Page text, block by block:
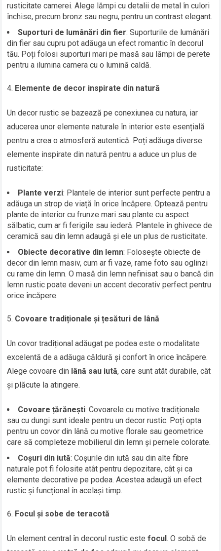
rusticitate camerei. Alege lămpi cu detalii de metal în culori
închise, precum bronz sau negru, pentru un contrast elegant.
Suporturi de lumânări din fier: Suporturile de lumânări
din fier sau cupru pot adăuga un efect romantic în decorul
tău. Poți folosi suporturi mari pe masă sau lămpi de perete
pentru a ilumina camera cu o lumină caldă.
Elemente de decor inspirate din natură
Un decor rustic se bazează pe conexiunea cu natura, iar
aducerea unor elemente naturale în interior este esențială
pentru a crea o atmosferă autentică. Poți adăuga diverse
elemente inspirate din natură pentru a aduce un plus de
rusticitate:
Plante verzi: Plantele de interior sunt perfecte pentru a
adăuga un strop de viață în orice încăpere. Optează pentru
plante de interior cu frunze mari sau plante cu aspect
sălbatic, cum ar fi ferigile sau iederă. Plantele în ghivece de
ceramică sau din lemn adaugă și ele un plus de rusticitate.
Obiecte decorative din lemn: Folosește obiecte de
decor din lemn masiv, cum ar fi vaze, rame foto sau oglinzi
cu rame din lemn. O masă din lemn nefinisat sau o bancă din
lemn rustic poate deveni un accent decorativ perfect pentru
orice încăpere.
Covoare tradiționale și țesături de lână
Un covor tradițional adăugat pe podea este o modalitate
excelentă de a adăuga căldură și confort în orice încăpere.
Alege covoare din lână sau iută, care sunt atât durabile, cât
și plăcute la atingere.
Covoare țărănești: Covoarele cu motive tradiționale
sau cu dungi sunt ideale pentru un decor rustic. Poți opta
pentru un covor din lână cu motive florale sau geometrice
care să completeze mobilierul din lemn și pernele colorate.
Coșuri din iută: Coșurile din iută sau din alte fibre
naturale pot fi folosite atât pentru depozitare, cât și ca
elemente decorative pe podea. Acestea adaugă un efect
rustic și funcțional în același timp.
Focul și sobe de teracotă
Un element central în decorul rustic estefocul. O sobă de